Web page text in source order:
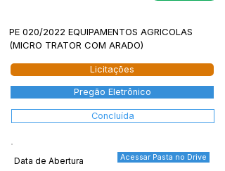
PE 020/2022 EQUIPAMENTOS AGRICOLAS
(MICRO TRATOR COM ARADO)
Licitações
Pregão Eletrônico
Concluída
Data de Abertura Acessar Pasta no Drive